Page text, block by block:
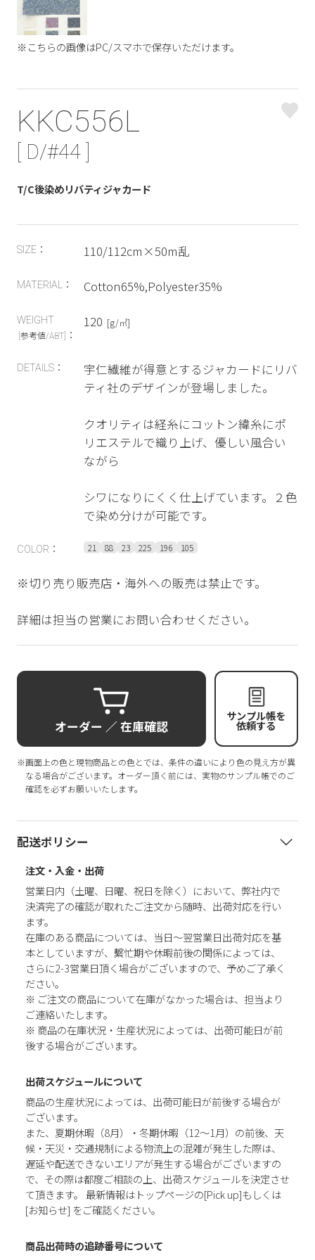
※こちらの画像はPC/スマホで保存いただけます。
KKC556L
[ D/#44 ]
T/C後染めリバティジャカード
SIZE： 110/112cm×50m乱
MATERIAL： Cotton65%,Polyester35%
WEIGHT
[参考値/ABT] ：
120 [g/㎡]
DETAILS：
宇仁繊維が得意とするジャカードにリバ
ティ社のデザインが登場しました。
クオリティは経糸にコットン緯糸にポ
リエステルで織り上げ、優しい風合い
ながら
シワになりにくく仕上げています。２色
で染め分けが可能です。
COLOR： 21 88 23 225 196 105
※切り売り販売店・海外への販売は禁止です。
詳細は担当の営業にお問い合わせください。
オーダー ／ 在庫確認
サンプル帳を
依頼する
※画面上の色と現物商品との色とでは、条件の違いにより色の見え方が異
なる場合がございます。オーダー頂く前には、実物のサンプル帳でのご
確認を必ずお願いいたします。
配送ポリシー
注文・入金・出荷
営業日内（土曜、日曜、祝日を除く）において、弊社内で
決済完了の確認が取れたご注文から随時、出荷対応を行い
ます。
在庫のある商品については、当日～翌営業日出荷対応を基
本としていますが、繫忙期や休暇前後の関係によっては、
さらに2-3営業日頂く場合がございますので、予めご了承く
ださい。
※ ご注文の商品について在庫がなかった場合は、担当より
ご連絡いたします。
※ 商品の在庫状況・生産状況によっては、出荷可能日が前
後する場合がございます。
出荷スケジュールについて
商品の生産状況によっては、出荷可能日が前後する場合が
ございます。
また、夏期休暇（8月）・冬期休暇（12～1月）の前後、天
候・天災・交通規制による物流上の混雑が発生した際は、
遅延や配送できないエリアが発生する場合がございますの
で、その際は都度ご相談の上、出荷スケジュールを決定させ
て頂きます。 最新情報はトップページの[Pick up]もしくは
[お知らせ] をご確認ください。
商品出荷時の追跡番号について